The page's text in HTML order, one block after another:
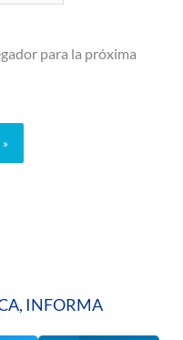
para la próxima
INFORMA